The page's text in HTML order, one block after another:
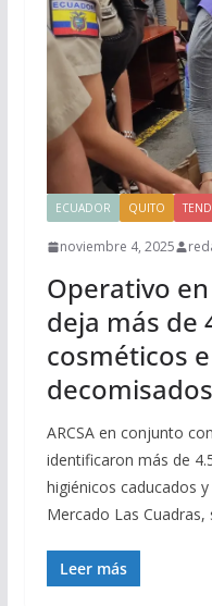
ECUADOR QUITO
noviembre 4, 2025
Operativo
deja más de
cosméticos
decomisados
ARCSA en conjunto
identificaron más de
higiénicos caducados
Mercado Las Cuadras,
Leer más